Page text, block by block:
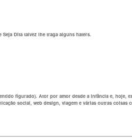
Dita talvez lhe traga alguns haters.
figurado). Ator por amor desde a infância e, hoje,
social, web design, viagem e várias outras